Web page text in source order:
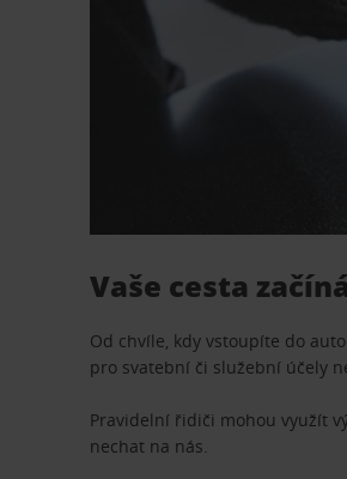
Vaše cesta
Od chvíle, kdy vstoupíte do
pro svatební či služební účely
Pravidelní řidiči mohou využít
nechat na nás.